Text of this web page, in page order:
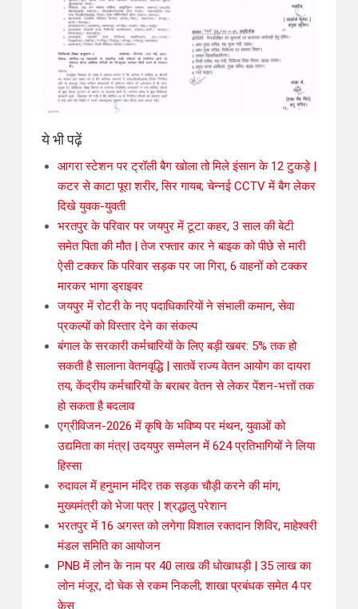
ये भी पढ़ें
आगरा स्टेशन पर ट्रॉली बैग खोला तो मिले इंसान के 12 टुकड़े |
कटर से काटा पूरा शरीर, सिर गायब; चेन्नई CCTV में बैग लेकर
दिखे युवक-युवती
भरतपुर के परिवार पर जयपुर में टूटा कहर, 3 साल की बेटी
समेत पिता की मौत | तेज रफ्तार कार ने बाइक को पीछे से मारी
ऐसी टक्कर कि परिवार सड़क पर जा गिरा, 6 वाहनों को टक्कर
मारकर भागा ड्राइवर
जयपुर में रोटरी के नए पदाधिकारियों ने संभाली कमान, सेवा
प्रकल्पों को विस्तार देने का संकल्प
बंगाल के सरकारी कर्मचारियों के लिए बड़ी खबर: 5% तक हो
सकती है सालाना वेतनवृद्धि | सातवें राज्य वेतन आयोग का दायरा
तय, केंद्रीय कर्मचारियों के बराबर वेतन से लेकर पेंशन-भत्तों तक
हो सकता है बदलाव
एग्रीविजन-2026 में कृषि के भविष्य पर मंथन, युवाओं को
उद्यमिता का मंत्र| उदयपुर सम्मेलन में 624 प्रतिभागियों ने लिया
हिस्सा
रुदावल में हनुमान मंदिर तक सड़क चौड़ी करने की मांग,
मुख्यमंत्री को भेजा पत्र | श्रद्धालु परेशान
भरतपुर में 16 अगस्त को लगेगा विशाल रक्तदान शिविर, माहेश्वरी
मंडल समिति का आयोजन
PNB में लोन के नाम पर 40 लाख की धोखाधड़ी | 35 लाख का
लोन मंजूर, दो चेक से रकम निकली; शाखा प्रबंधक समेत 4 पर